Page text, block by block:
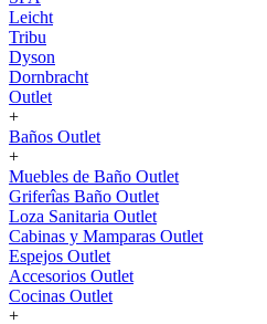
Leicht
Tribu
Dyson
Dornbracht
Outlet
+
Baños Outlet
+
Muebles de Baño Outlet
Griferîas Baño Outlet
Loza Sanitaria Outlet
Cabinas y Mamparas Outlet
Espejos Outlet
Accesorios Outlet
Cocinas Outlet
+